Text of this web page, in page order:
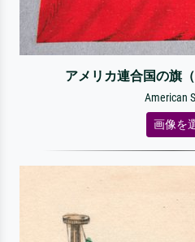
アメリカ連合国の旗
American
画像を